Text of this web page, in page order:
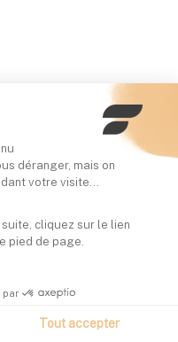
déranger, mais on
votre visite...
cliquez sur le lien
pied de page.
par
Tout accepter